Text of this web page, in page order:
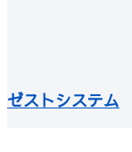
ゼストシステム